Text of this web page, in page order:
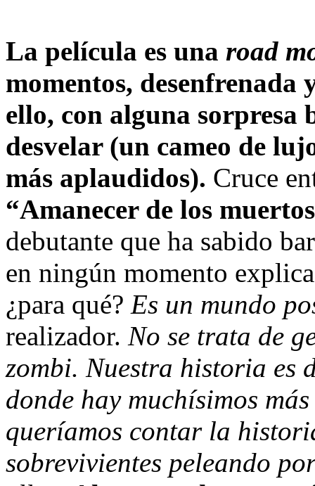
La película es una road
momentos,
ello, con alguna sorpresa
desvelar (un cameo de
más aplaudidos). Cruce
“Amanecer de los
debutante que ha sabido
en ningún momento
¿para qué? Es un mundo
realizador. No se trata de
zombi. Nuestra historia es
donde hay muchísimos
queríamos contar la
sobrevivientes peleando